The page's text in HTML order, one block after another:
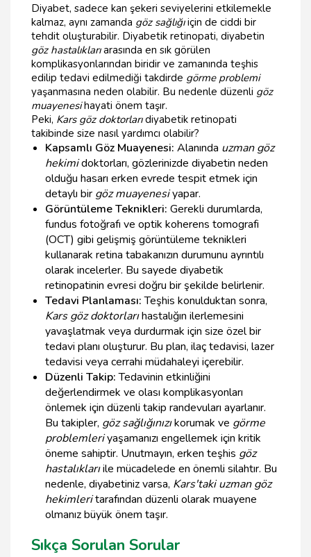
Diyabet, sadece kan şekeri seviyelerini etkilemekle
kalmaz, aynı zamanda göz sağlığıiçin de ciddi bir
tehdit oluşturabilir. Diyabetik retinopati, diyabetin
göz hastalıklarıarasında en sık görülen
komplikasyonlarından biridir ve zamanında teşhis
edilip tedavi edilmediği takdirde görme problemi
yaşanmasına neden olabilir. Bu nedenle düzenli göz
muayenesihayati önem taşır.
Peki, Kars göz doktorlarıdiyabetik retinopati
takibinde size nasıl yardımcı olabilir?
Kapsamlı Göz Muayenesi: Alanında uzman göz
hekimidoktorları, gözlerinizde diyabetin neden
olduğu hasarı erken evrede tespit etmek için
detaylı bir göz muayenesiyapar.
Görüntüleme Teknikleri: Gerekli durumlarda,
fundus fotoğrafı ve optik koherens tomografi
(OCT) gibi gelişmiş görüntüleme teknikleri
kullanarak retina tabakanızın durumunu ayrıntılı
olarak incelerler. Bu sayede diyabetik
retinopatinin evresi doğru bir şekilde belirlenir.
Tedavi Planlaması:Teşhis konulduktan sonra,
Kars göz doktorlarıhastalığın ilerlemesini
yavaşlatmak veya durdurmak için size özel bir
tedavi planı oluşturur. Bu plan, ilaç tedavisi, lazer
tedavisi veya cerrahi müdahaleyi içerebilir.
Düzenli Takip:Tedavinin etkinliğini
değerlendirmek ve olası komplikasyonları
önlemek için düzenli takip randevuları ayarlanır.
Bu takipler, göz sağlığınızıkorumak ve görme
problemleriyaşamanızı engellemek için kritik
öneme sahiptir. Unutmayın, erken teşhis göz
hastalıklarıile mücadelede en önemli silahtır. Bu
nedenle, diyabetiniz varsa, Kars'taki uzman göz
hekimleritarafından düzenli olarak muayene
olmanız büyük önem taşır.
Sıkça Sorulan Sorular